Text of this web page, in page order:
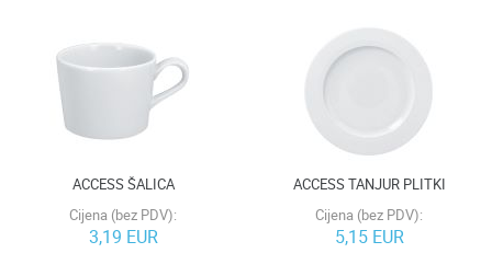
ACCESS ŠALICA
Cijena (bez PDV):
3,19 EUR
ACCESS TANJUR PLITKI
Cijena (bez PDV):
5,15 EUR